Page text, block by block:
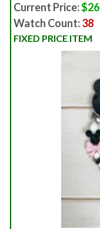
Current Price:
Watch Count:38
FIXED PRICE ITEM